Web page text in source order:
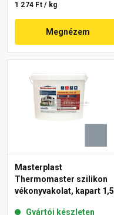
1 274 Ft / kg
Megnézem
Masterplast
Thermomaster szilikon
vékonyvakolat, kapart 1,5
Gyártói készleten